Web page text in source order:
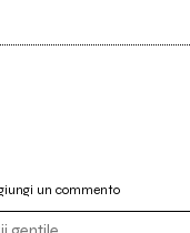
un commento